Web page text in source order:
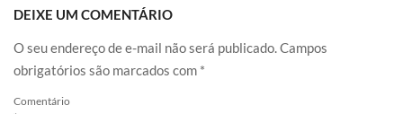
DEIXE UM COMENTÁRIO
O seu endereço de e-mail não será publicado.Campos
obrigatórios são marcados com *
Comentário